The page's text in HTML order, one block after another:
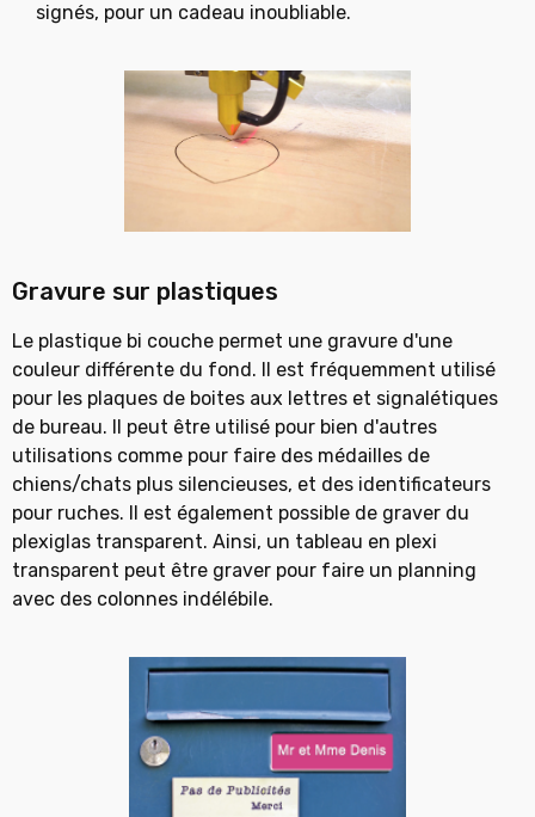
signés, pour un cadeau inoubliable.
Gravure sur plastiques
Le plastique bi couche permet une gravure d'une
couleur différente du fond. Il est fréquemment utilisé
pour les plaques de boites aux lettres et signalétiques
de bureau.
Il peut être utilisé pour bien d'autres
utilisations comme pour faire des médailles de
chiens/chats plus silencieuses, et des identificateurs
pour ruches.
Il est également possible de graver du
plexiglas transparent. Ainsi, un tableau en plexi
transparent peut être graver pour faire un planning
avec des colonnes indélébile.